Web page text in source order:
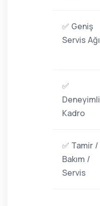
✅ Geniş
Servis Ağı
✅
Deneyimli
Kadro
✅ Tamir /
Bakım /
Servis